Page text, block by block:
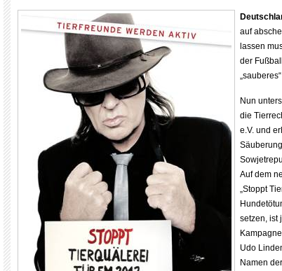
auf
lassen
der
Nun
die
e.V. und
Auf dem
„Stoppt
setzen, ist
Udo
Namen